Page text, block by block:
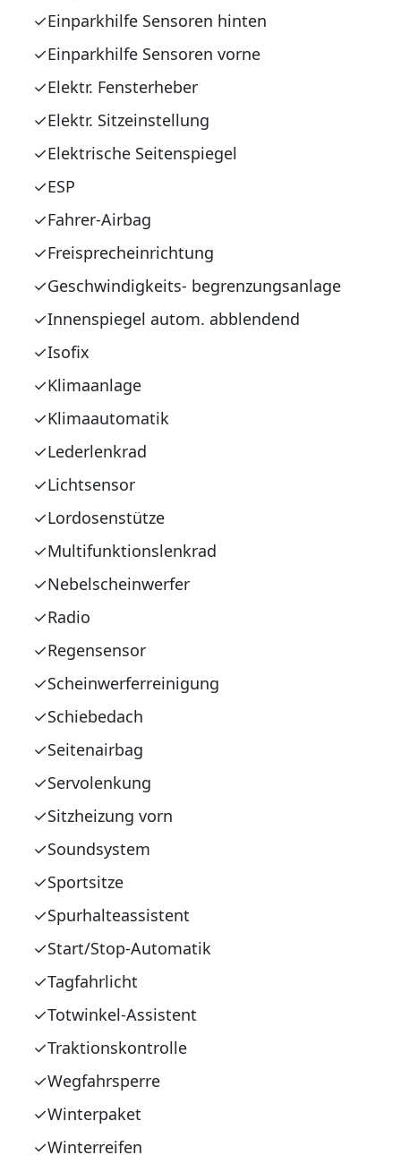
Einparkhilfe Sensoren hinten
Einparkhilfe Sensoren vorne
Elektr. Fensterheber
Elektr. Sitzeinstellung
Elektrische Seitenspiegel
ESP
Fahrer-Airbag
Freisprecheinrichtung
Geschwindigkeits- begrenzungsanlage
Innenspiegel autom. abblendend
Isofix
Klimaanlage
Klimaautomatik
Lederlenkrad
Lichtsensor
Lordosenstütze
Multifunktionslenkrad
Nebelscheinwerfer
Radio
Regensensor
Scheinwerferreinigung
Schiebedach
Seitenairbag
Servolenkung
Sitzheizung vorn
Soundsystem
Sportsitze
Spurhalteassistent
Start/Stop-Automatik
Tagfahrlicht
Totwinkel-Assistent
Traktionskontrolle
Wegfahrsperre
Winterpaket
Winterreifen